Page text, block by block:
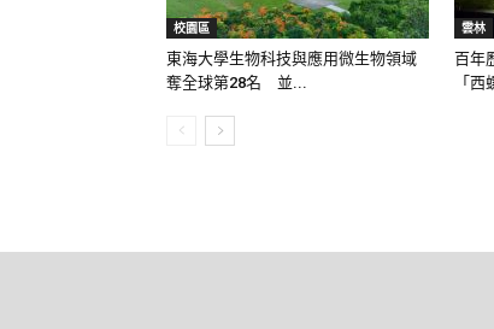
校園區
東海大學生物科技與應用微生物領域
奪全球第28名 並...
雲林
百年
「